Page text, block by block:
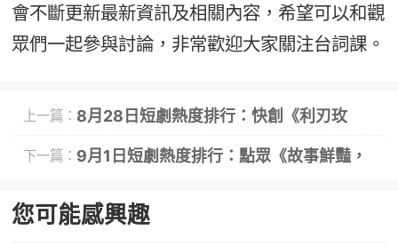
會不斷更新最新資訊及相關內容，希望可以和觀
眾們一起參與討論，非常歡迎大家關注台詞課。
上一篇： 8月28日短劇熱度排行：快創《利刃玫
瑰》登頂第一
下一篇： 9月1日短劇熱度排行：點眾《故事鮮豔，
您可能感興趣